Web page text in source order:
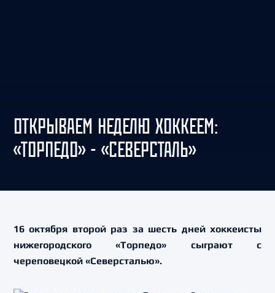
ОТКРЫВАЕМ НЕДЕЛЮ ХОККЕЕМ:
«ТОРПЕДО» - «СЕВЕРСТАЛЬ»
16 октября второй раз за шесть дней хоккеисты
нижегородского «Торпедо» сыграют с
череповецкой «Северсталью».